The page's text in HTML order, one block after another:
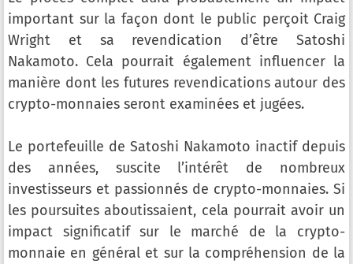
important sur la façon dont le public perçoit Craig
Wright et sa revendication d’être Satoshi
Nakamoto. Cela pourrait également influencer la
manière dont les futures revendications autour des
crypto-monnaies seront examinées et jugées.
Le portefeuille de Satoshi Nakamoto inactif depuis
des années, suscite l’intérêt de nombreux
investisseurs et passionnés de crypto-monnaies. Si
les poursuites aboutissaient, cela pourrait avoir un
impact significatif sur le marché de la crypto-
monnaie en général et sur la compréhension de la